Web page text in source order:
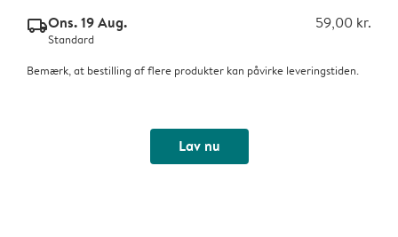
delivery_standard_v2Ons. 19 Aug. 59,00 kr.
Standard
Bemærk, at bestilling af flere produkter kan påvirke leveringstiden.
Lav nu